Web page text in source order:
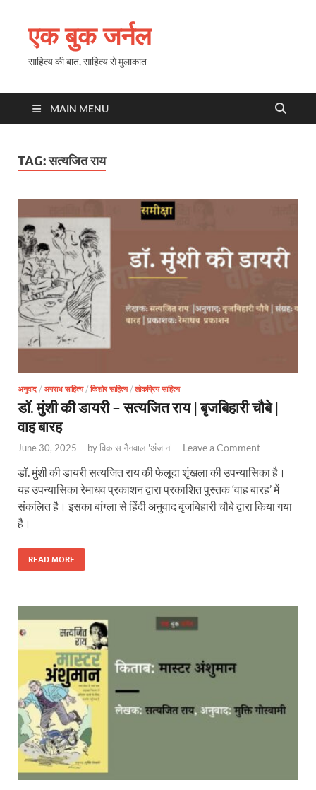
एक बुक जर्नल
साहित्य की बात, साहित्य से मुलाकात
MAIN MENU
TAG:सत्यजित राय
अनुवाद / अपराध साहित्य/ किशोर साहित्य/ लोकप्रिय साहित्य
डॉ. मुंशी की डायरी – सत्यजित राय | बृजबिहारी चौबे |
वाह बारह
June 30, 2025 - byविकास नैनवाल 'अंजान' - Leave a Comment
डॉ. मुंशी की डायरी सत्यजित राय की फेलूदा शृंखला की उपन्यासिका है।
यह उपन्यासिका रेमाधव प्रकाशन द्वारा प्रकाशित पुस्तक ‘वाह बारह’ में
संकलित है। इसका बांग्ला से हिंदी अनुवाद बृजबिहारी चौबे द्वारा किया गया
है।
READ MORE